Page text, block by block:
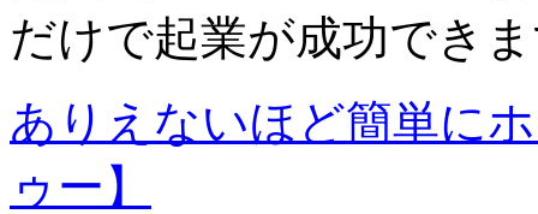
だけで起業が成功でき
ありえないほど簡単に
ゥー】